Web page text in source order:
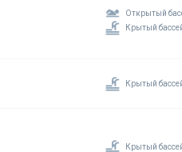
Открытый
Крытый
Крытый
Крытый